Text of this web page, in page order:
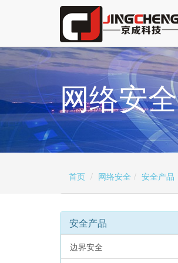
网络安全
首页 网络安全 安全产品
安全产品
边界安全